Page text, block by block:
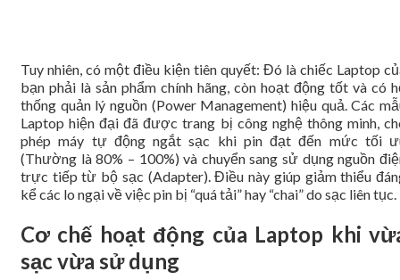
Tuy nhiên, có một điều kiện tiên quyết: Đó là chiếc Laptop
bạn phải là sản phẩm chính hãng, còn hoạt động tốt và có
thống quản lý nguồn (Power Management) hiệu quả. Các
Laptop hiện đại đã được trang bị công nghệ thông minh,
phép máy tự động ngắt sạc khi pin đạt đến mức tối
(Thường là 80% – 100%) và chuyển sang sử dụng nguồn
trực tiếp từ bộ sạc (Adapter). Điều này giúp giảm thiểu
kể các lo ngại về việc pin bị “quá tải” hay “chai” do sạc liên tục.
Cơ chế hoạt động của Laptop khi
sạc vừa sử dụng